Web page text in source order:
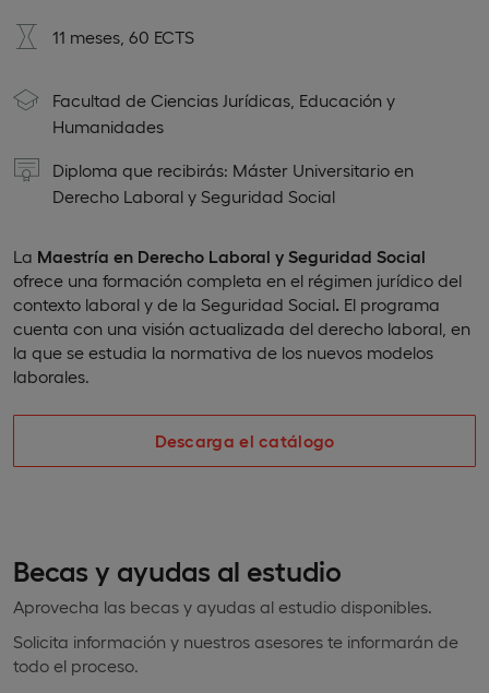
11 meses, 60 ECTS
Facultad de Ciencias Jurídicas, Educación y
Humanidades
Diploma que recibirás: Máster Universitario en
Derecho Laboral y Seguridad Social
La Maestría en Derecho Laboral y Seguridad Social
ofrece una formación completa en el régimen jurídico del
contexto laboral y de la Seguridad Social. El programa
cuenta con una visión actualizada del derecho laboral, en
la que se estudia la normativa de los nuevos modelos
laborales.
Descarga el catálogo
Becas y ayudas al estudio
Aprovecha las becas y ayudas al estudio disponibles.
Solicita información y nuestros asesores te informarán de
todo el proceso.